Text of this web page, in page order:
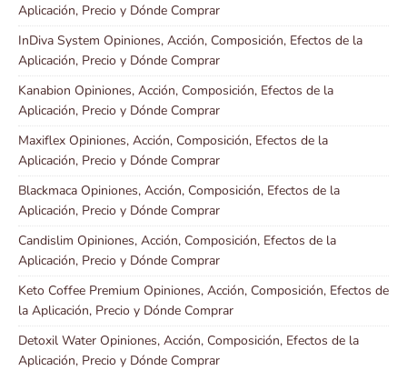
Aplicación, Precio y Dónde Comprar
InDiva System Opiniones, Acción, Composición, Efectos de la
Aplicación, Precio y Dónde Comprar
Kanabion Opiniones, Acción, Composición, Efectos de la
Aplicación, Precio y Dónde Comprar
Maxiflex Opiniones, Acción, Composición, Efectos de la
Aplicación, Precio y Dónde Comprar
Blackmaca Opiniones, Acción, Composición, Efectos de la
Aplicación, Precio y Dónde Comprar
Candislim Opiniones, Acción, Composición, Efectos de la
Aplicación, Precio y Dónde Comprar
Keto Coffee Premium Opiniones, Acción, Composición, Efectos de
la Aplicación, Precio y Dónde Comprar
Detoxil Water Opiniones, Acción, Composición, Efectos de la
Aplicación, Precio y Dónde Comprar